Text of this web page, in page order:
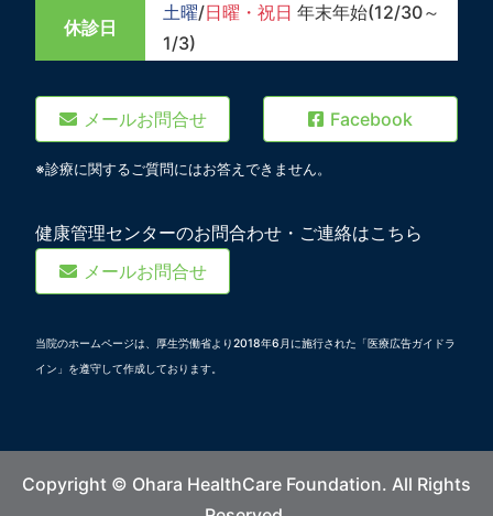
休診日
土曜/日曜・祝日 年末年始(12/30～
1/3)
メールお問合せ Facebook
※診療に関するご質問にはお答えできません。
健康管理センターのお問合わせ・ご連絡はこちら
メールお問合せ
当院のホームページは、厚生労働省より2018年6月に施行された「医療広告ガイドラ
イン」を遵守して作成しております。
Copyright © Ohara HealthCare Foundation. All Rights